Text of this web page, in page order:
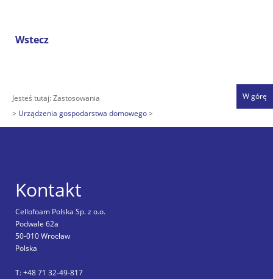
Wstecz
Jesteś tutaj:Zastosowania
Urządzenia gospodarstwa domowego
W górę
Kontakt
Cellofoam Polska Sp. z o.o.
Podwale 62a
50-010 Wrocław
Polska
T: +48 71 32-49-817